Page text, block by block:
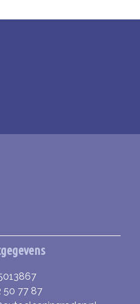
50 77 87